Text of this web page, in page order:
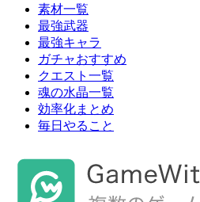
素材一覧
最強武器
最強キャラ
ガチャおすすめ
クエスト一覧
魂の水晶一覧
効率化まとめ
毎日やること